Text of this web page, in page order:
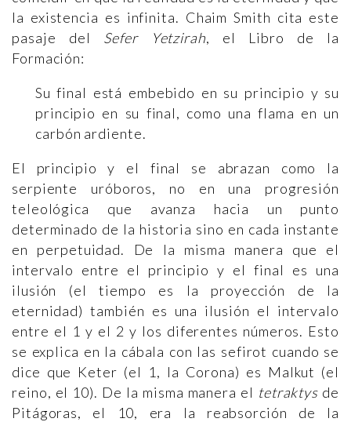
la existencia es infinita. Chaim Smith cita este
pasaje del Sefer Yetzirah, el Libro de la
Formación:
Su final está embebido en su principio y su
principio en su final, como una flama en un
carbón ardiente.
El principio y el final se abrazan como la
serpiente uróboros, no en una progresión
teleológica que avanza hacia un punto
determinado de la historia sino en cada instante
en perpetuidad. De la misma manera que el
intervalo entre el principio y el final es una
ilusión (el tiempo es la proyección de la
eternidad) también es una ilusión el intervalo
entre el 1 y el 2 y los diferentes números. Esto
se explica en la cábala con las sefirot cuando se
dice que Keter (el 1, la Corona) es Malkut (el
reino, el 10). De la misma manera el tetraktys de
Pitágoras, el 10, era la reabsorción de la